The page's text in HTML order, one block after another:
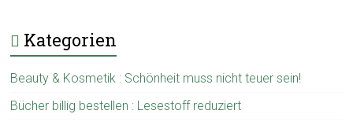
Kategorien
Beauty & Kosmetik : Schönheit muss nicht teuer sein!
Bücher billig bestellen : Lesestoff reduziert